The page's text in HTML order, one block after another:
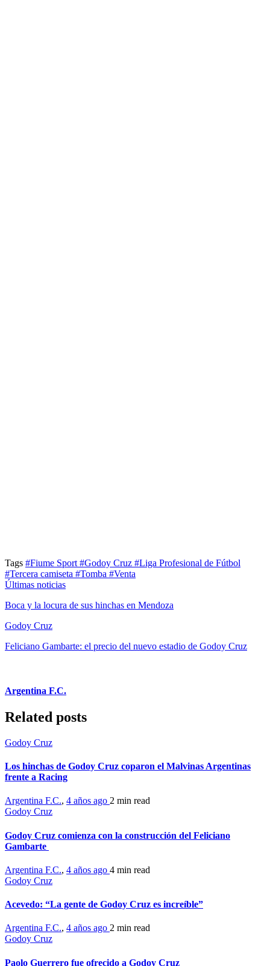
Tags #Fiume Sport#Godoy Cruz #Liga Profesional de Fútbol
#Tercera camiseta #Tomba #Venta
Últimas noticias
Boca y la locura de sus hinchas en Mendoza
Godoy Cruz
Feliciano Gambarte: el precio del nuevo estadio de Godoy Cruz
Argentina F.C.
Related posts
Godoy Cruz
Los hinchas de Godoy Cruz coparon el Malvinas Argentinas
frente a Racing
Argentina F.C., 4 años ago 2 min read
Godoy Cruz
Godoy Cruz comienza con la construcción del Feliciano
Gambarte
Argentina F.C., 4 años ago 4 min read
Godoy Cruz
Acevedo: “La gente de Godoy Cruz es increíble”
Argentina F.C., 4 años ago 2 min read
Godoy Cruz
Paolo Guerrero fue ofrecido a Godoy Cruz